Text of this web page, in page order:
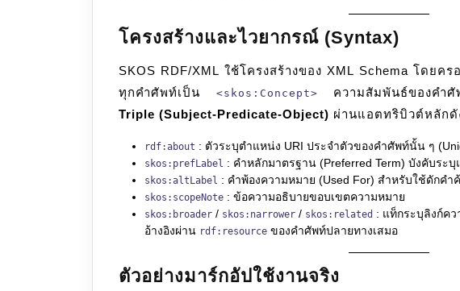
โครงสร้างและไวยากรณ์ (Syntax)
SKOS RDF/XML ใช้โครงสร้างของ XML Schema โดยค
ทุกคำศัพท์เป็น <skos:Concept> ความสัมพันธ์ของคำศั
Triple (Subject-Predicate-Object) ผ่านแอตทริบิวต์หลักดั
rdf:about : ตัวระบุตำแหน่ง URI ประจำตัวของคำศัพท์นั้น ๆ
skos:prefLabel : คำหลักมาตรฐาน (Preferred Term) บังคับระ
skos:altLabel : คำพ้องความหมาย (Used For) สำหรับใช้ดักคำ
skos:scopeNote : ข้อความอธิบายขอบเขตความหมาย
skos:broader / skos:narrower / skos:related : แท็กระบุลิงก์ค
อ้างอิงผ่าน rdf:resource ของคำศัพท์ปลายทางเสมอ
ตัวอย่างมาร์กอัปใช้งานจริง